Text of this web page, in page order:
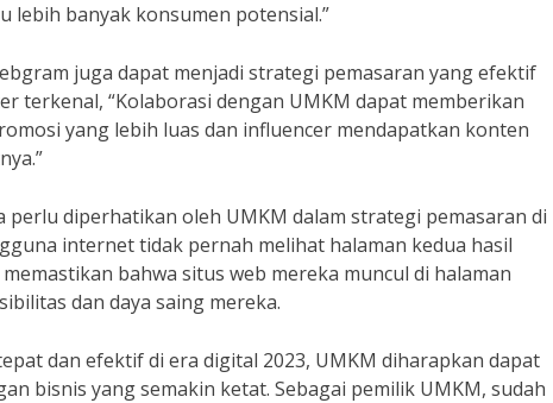
lebih banyak konsumen potensial.”
juga dapat menjadi strategi pemasaran yang efektif
terkenal, “Kolaborasi dengan UMKM dapat memberikan
yang lebih luas dan influencer mendapatkan konten
perlu diperhatikan oleh UMKM dalam strategi pemasaran di
internet tidak pernah melihat halaman kedua hasil
bahwa situs web mereka muncul di halaman
dan daya saing mereka.
dan efektif di era digital 2023, UMKM diharapkan dapat
bisnis yang semakin ketat. Sebagai pemilik UMKM, sudah